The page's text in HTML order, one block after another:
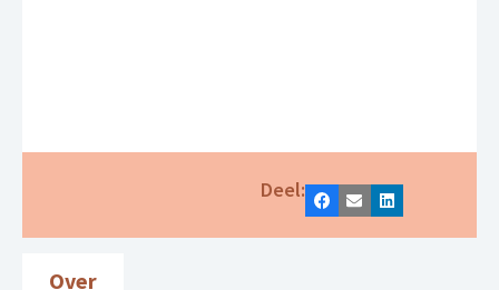
Deel:
Facebook
E-mailLinkedIn
Over